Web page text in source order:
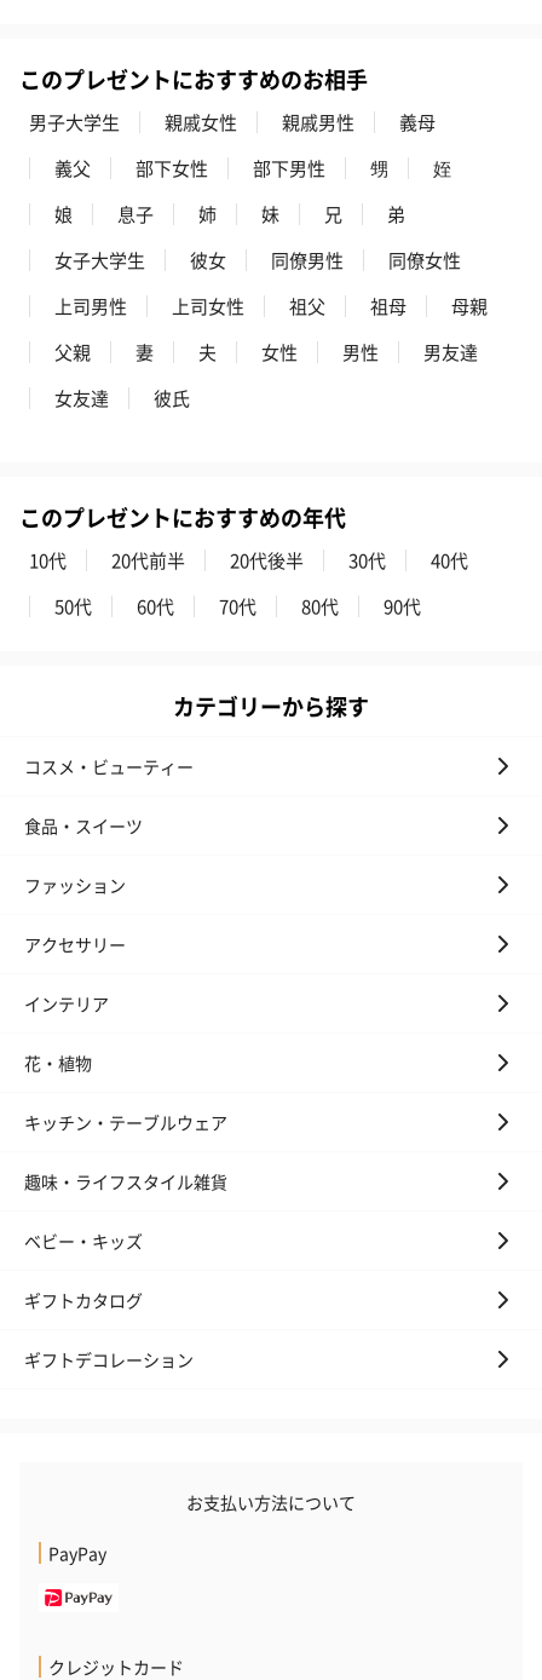
フラッグカプセル：イ
（END）（880円）
フラッグカプセル：イ
（St.OSMANTHUS）
（880円）
ショートイン
（880円）
ディット（712円）
ブラック１２
おつまみ・その他
す。
いぶりがっことチーズ
ごろっとうまみ チーズ
しょっつるナ
このプレゼントにおすすめのお相手
男子大学生 親戚女性 親戚男性
義母
義父
部下女性 部下男性 甥
姪
娘
息子 姉 妹 兄
弟
女子大学生
彼女 同僚男性
同僚女性
上司男性
上司女性 祖父 祖母
母親
父親
妻 夫 女性 男性
男友達
女友達
彼氏
このプレゼントにおすすめの年代
10代 20代前半 20代後半 30代
40代
50代
60代 70代 80代 90代
カテゴリーから探す
コスメ・ビューティー
食品・スイーツ
ファッション
アクセサリー
インテリア
花・植物
キッチン・テーブルウェア
趣味・ライフスタイル雑貨
ベビー・キッズ
ギフトカタログ
ギフトデコレーション
お支払い方法について
PayPay
クレジットカード